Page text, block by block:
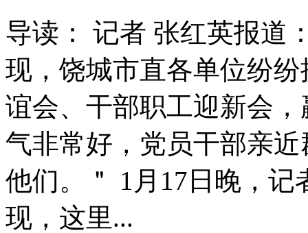
导读： 记者 张红英报道
现，饶城市直各单位纷
谊会、干部职工迎新会
气非常好，党员干部亲
他们。＂ 1月17日晚，
现，这里...